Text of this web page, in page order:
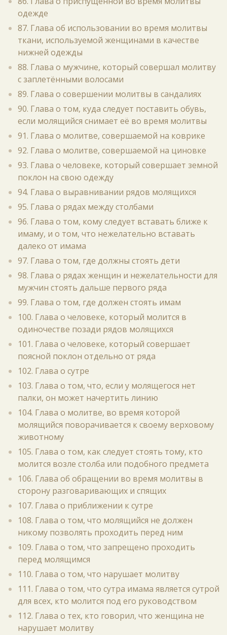
одежде
87. Глава об использовании во время молитвы
ткани, используемой женщинами в качестве
нижней одежды
88. Глава о мужчине, который совершал молитву
с заплетёнными волосами
89. Глава о совершении молитвы в сандалиях
90. Глава о том, куда следует поставить обувь,
если молящийся снимает её во время молитвы
91. Глава о молитве, совершаемой на коврике
92. Глава о молитве, совершаемой на циновке
93. Глава о человеке, который совершает земной
поклон на свою одежду
94. Глава о выравнивании рядов молящихся
95. Глава о рядах между столбами
96. Глава о том, кому следует вставать ближе к
имаму, и о том, что нежелательно вставать
далеко от имама
97. Глава о том, где должны стоять дети
98. Глава о рядах женщин и нежелательности для
мужчин стоять дальше первого ряда
99. Глава о том, где должен стоять имам
100. Глава о человеке, который молится в
одиночестве позади рядов молящихся
101. Глава о человеке, который совершает
поясной поклон отдельно от ряда
102. Глава о сутре
103. Глава о том, что, если у молящегося нет
палки, он может начертить линию
104. Глава о молитве, во время которой
молящийся поворачивается к своему верховому
животному
105. Глава о том, как следует стоять тому, кто
молится возле столба или подобного предмета
106. Глава об обращении во время молитвы в
сторону разговаривающих и спящих
107. Глава о приближении к сутре
108. Глава о том, что молящийся не должен
никому позволять проходить перед ним
109. Глава о том, что запрещено проходить
перед молящимся
110. Глава о том, что нарушает молитву
111. Глава о том, что сутра имама является сутрой
для всех, кто молится под его руководством
112. Глава о тех, кто говорил, что женщина не
нарушает молитву